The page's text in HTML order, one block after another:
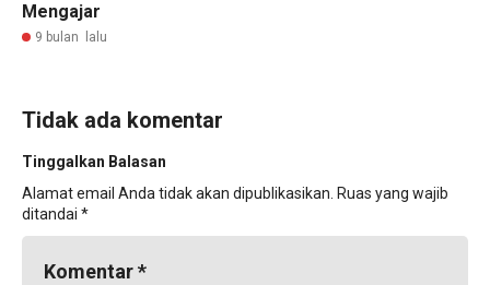
Mengajar
9 bulan lalu
Tidak ada komentar
Tinggalkan Balasan
Alamat email Anda tidak akan dipublikasikan. Ruas yang wajib
ditandai *
Komentar*